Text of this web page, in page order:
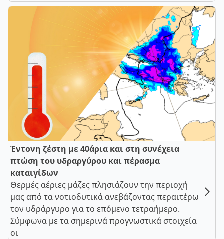
Έντονη ζέστη με 40άρια και στη συνέχεια
πτώση του υδραργύρου και πέρασμα
καταιγίδων
Θερμές αέριες μάζες πλησιάζουν την περιοχή
μας από τα νοτιοδυτικά ανεβάζοντας περαιτέρω
τον υδράργυρο για το επόμενο τετραήμερο.
Σύμφωνα με τα σημερινά προγνωστικά στοιχεία
οι